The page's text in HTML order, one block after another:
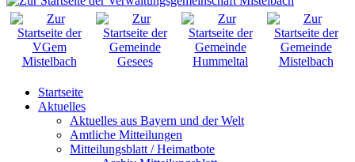
Startseite
Aktuelles
Aktuelles aus Bayern und der Welt
Amtliche Mitteilungen
Mitteilungsblatt / Heimatbote